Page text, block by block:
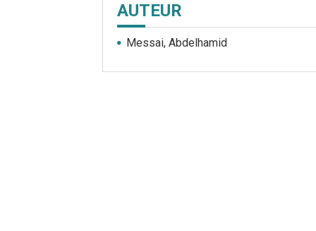
AUTEUR
Messai, Abdelhamid